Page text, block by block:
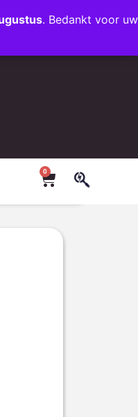
. Bedankt voor uw
INFO@JMODESIGN.NL
1663
0